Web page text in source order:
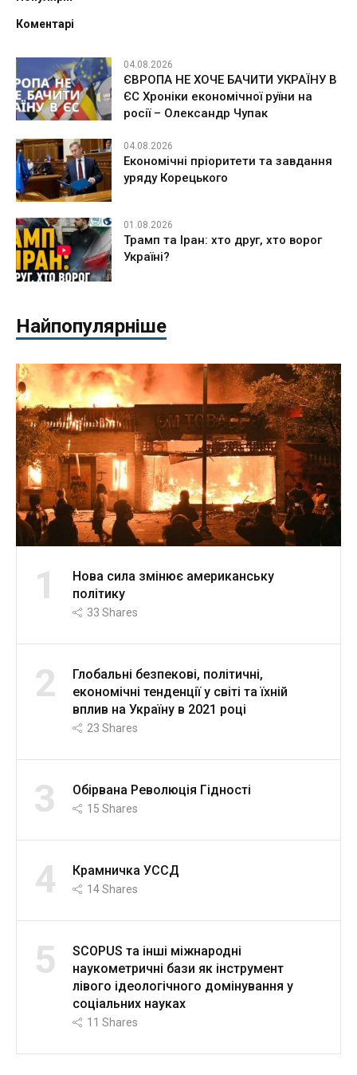
Коментарі
04.08.2026
ЄВРОПА НЕ ХОЧЕ БАЧИТИ УКРАЇНУ В
ЄС Хроніки економічної руїни на
росії – Олександр Чупак
04.08.2026
Економічні пріоритети та завдання
уряду Корецького
01.08.2026
Трамп та Іран: хто друг, хто ворог
Україні?
Найпопулярніше
1
Нова сила змінює американську
політику
33 Shares
2
Глобальні безпекові, політичні,
економічні тенденції у світі та їхній
вплив на Україну в 2021 році
23 Shares
3 Обірвана Революція Гідності
15 Shares
4 Крамничка УССД
14Shares
5
SCOPUS та інші міжнародні
наукометричні бази як інструмент
лівого ідеологічного домінування у
соціальних науках
11 Shares